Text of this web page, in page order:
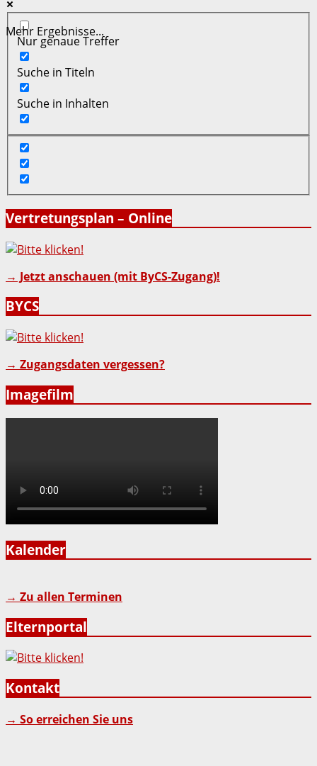
Mehr Ergebnisse...
Nur genaue Treffer
Suche in Titeln
Suche in Inhalten
Vertretungsplan – Online
→ Jetzt anschauen (mit ByCS-Zugang)!
BYCS
→ Zugangsdaten vergessen?
Imagefilm
Kalender
→ Zu allen Terminen
Elternportal
Kontakt
→ So erreichen Sie uns